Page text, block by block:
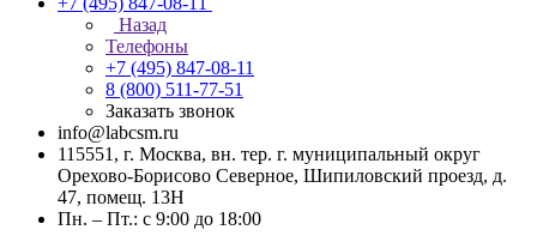
Назад
Телефоны
+7 (495) 847-08-11
8 (800) 511-77-51
Заказать звонок
info@labcsm.ru
115551, г. Москва, вн. тер. г. муниципальный округ
Орехово-Борисово Северное, Шипиловский проезд, д.
47, помещ. 13Н
Пн. – Пт.: с 9:00 до 18:00